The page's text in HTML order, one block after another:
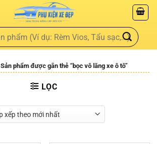
Sản phẩm được gắn thẻ “bọc vô lăng xe ô tô”
LỌC